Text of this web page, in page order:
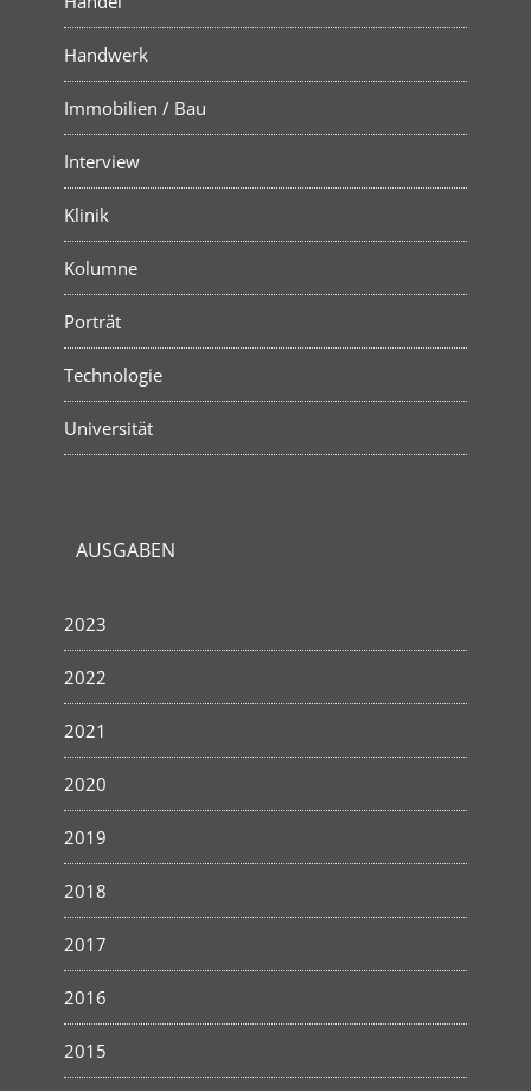
Handwerk
Immobilien / Bau
Interview
Klinik
Kolumne
Porträt
Technologie
Universität
AUSGABEN
2023
2022
2021
2020
2019
2018
2017
2016
2015